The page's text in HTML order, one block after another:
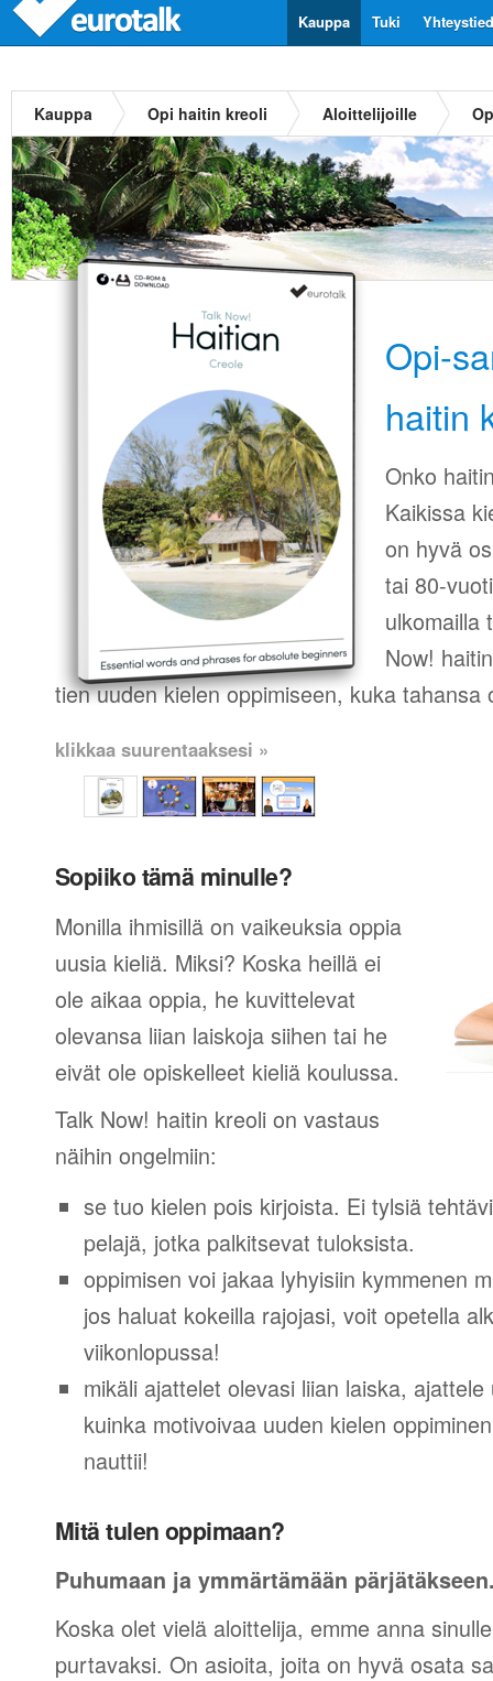
Tuki
Kauppa
Kauppa Opi haitin kreoli Aloittelijoille
Opi-
haitin
Onko
Kaikissa
on hyvä
tai 80-
ulkomailla
Now!
tien uuden kielen oppimiseen, kuka tahansa
klikkaa suurentaaksesi »
Sopiiko tämä minulle?
Monilla ihmisillä on vaikeuksia oppia
uusia kieliä. Miksi? Koska heillä ei
ole aikaa oppia, he kuvittelevat
olevansa liian laiskoja siihen tai he
eivät ole opiskelleet kieliä koulussa.
Talk Now! haitin kreoli on vastaus
näihin ongelmiin:
se tuo kielen pois kirjoista. Ei tylsiä
pelajä, jotka palkitsevat tuloksista.
oppimisen voi jakaa lyhyisiin kymmenen
jos haluat kokeilla rajojasi, voit opetella
viikonlopussa!
mikäli ajattelet olevasi liian laiska,
kuinka motivoivaa uuden kielen
nauttii!
Mitä tulen oppimaan?
Puhumaan ja ymmärtämään
Koska olet vielä aloittelija, emme anna
purtavaksi. On asioita, joita on hyvä osata